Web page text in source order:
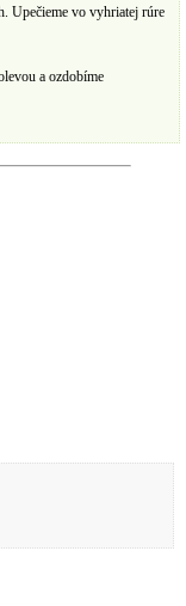
Upečieme vo vyhriatej rúre
a ozdobíme